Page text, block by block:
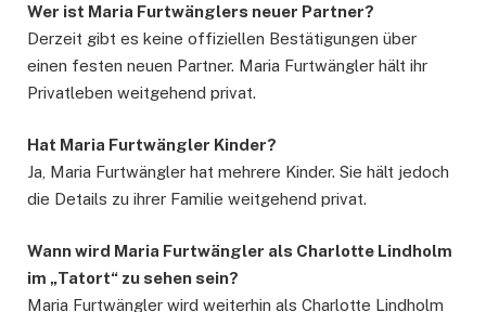
Wer ist Maria Furtwänglers neuer Partner?
Derzeit gibt es keine offiziellen Bestätigungen über
einen festen neuen Partner. Maria Furtwängler hält ihr
Privatleben weitgehend privat.
Hat Maria Furtwängler Kinder?
Ja, Maria Furtwängler hat mehrere Kinder. Sie hält jedoch
die Details zu ihrer Familie weitgehend privat.
Wann wird Maria Furtwängler als Charlotte Lindholm
im „Tatort“ zu sehen sein?
Maria Furtwängler wird weiterhin als Charlotte Lindholm